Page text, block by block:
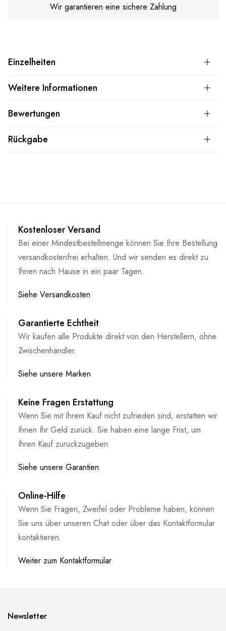
Wir garantieren eine sichere Zahlung
Einzelheiten
Weitere Informationen
Bewertungen
Rückgabe
Kostenloser Versand
Bei einer Mindestbestellmenge können Sie Ihre Bestellung
versandkostenfrei erhalten. Und wir senden es direkt zu
Ihnen nach Hause in ein paar Tagen.
Siehe Versandkosten
Garantierte Echtheit
Wir kaufen alle Produkte direkt von den Herstellern, ohne
Zwischenhändler.
Siehe unsere Marken
Keine Fragen Erstattung
Wenn Sie mit Ihrem Kauf nicht zufrieden sind, erstatten wir
Ihnen Ihr Geld zurück. Sie haben eine lange Frist, um
Ihren Kauf zurückzugeben.
Siehe unsere Garantien
Online-Hilfe
Wenn Sie Fragen, Zweifel oder Probleme haben, können
Sie uns über unseren Chat oder über das Kontaktformular
kontaktieren.
Weiter zum Kontaktformular
Newsletter